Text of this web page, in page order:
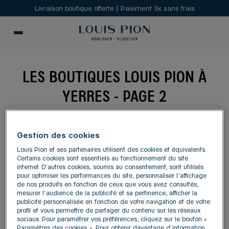
Livraison boutique offerte | Paiement 3x sans frais
LES BOUTIQUES LOUIS PION À
YERRES - PAGE 2
Liste Carte
1
27.22
km
LOUIS PION PARIS LA
DEFENSE
14, parvis de La Défense
Gestion des cookies
Louis Pion et ses partenaires utilisent des cookies et équivalents.
Certains cookies sont essentiels au fonctionnement du site
internet. D'autres cookies, soumis au consentement, sont utilisés
pour optimiser les performances du site, personnaliser l’affichage
de nos produits en fonction de ceux que vous avez consultés,
mesurer l'audience de la publicité et sa pertinence, afficher la
publicité personnalisée en fonction de votre navigation et de votre
profil et vous permettre de partager du contenu sur les réseaux
sociaux. Pour paramétrer vos préférences, cliquez sur le bouton «
Paramètres des cookies ». Pour obtenir davantage d'information